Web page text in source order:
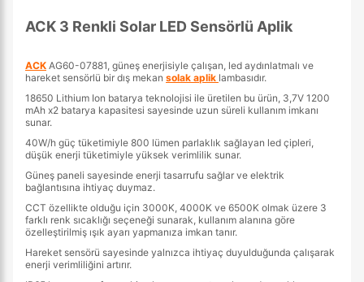
ACK 3 Renkli Solar LED Sensörlü Aplik
ACK AG60-07881, güneş enerjisiyle çalışan, led aydınlatmalı ve
hareket sensörlü bir dış mekan solak aplik lambasıdır.
18650 Lithium Ion batarya teknolojisi ile üretilen bu ürün, 3,7V 1200
mAh x2 batarya kapasitesi sayesinde uzun süreli kullanım imkanı
sunar.
40W/h güç tüketimiyle 800 lümen parlaklık sağlayan led çipleri,
düşük enerji tüketimiyle yüksek verimlilik sunar.
Güneş paneli sayesinde enerji tasarrufu sağlar ve elektrik
bağlantısına ihtiyaç duymaz.
CCT özellikte olduğu için 3000K, 4000K ve 6500K olmak üzere 3
farklı renk sıcaklığı seçeneği sunarak, kullanım alanına göre
özelleştirilmiş ışık ayarı yapmanıza imkan tanır.
Hareket sensörü sayesinde yalnızca ihtiyaç duyulduğunda çalışarak
enerji verimliliğini artırır.